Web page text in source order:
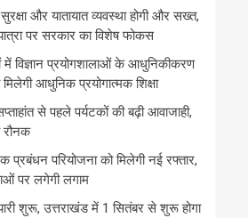
सुरक्षा और यातायात व्यवस्था होगी और सख्त,
पर सरकार का विशेष फोकस
में विज्ञान प्रयोगशालाओं के आधुनिकीकरण
मिलेगी आधुनिक प्रयोगात्मक शिक्षा
से पहले पर्यटकों की बढ़ी आवाजाही,
रौनक
प्रबंधन परियोजना को मिलेगी नई रफ्तार,
पर लगेगी लगाम
शुरू, उत्तराखंड में 1 सितंबर से शुरू होगा